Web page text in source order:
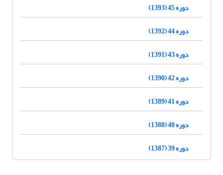
دوره 45 (1393)
دوره 44 (1392)
دوره 43 (1391)
دوره 42 (1390)
دوره 41 (1389)
دوره 40 (1388)
دوره 39 (1387)